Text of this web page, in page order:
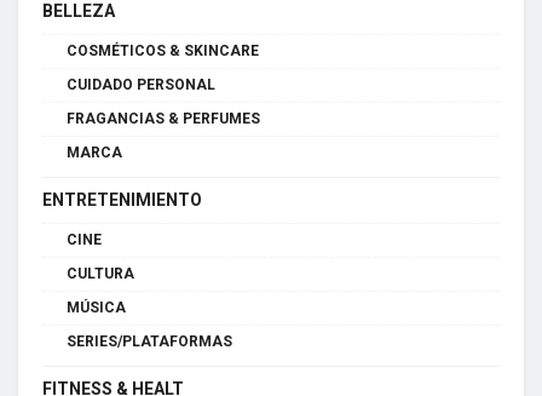
BELLEZA
COSMÉTICOS & SKINCARE
CUIDADO PERSONAL
FRAGANCIAS & PERFUMES
MARCA
ENTRETENIMIENTO
CINE
CULTURA
MÚSICA
SERIES/PLATAFORMAS
FITNESS & HEALT